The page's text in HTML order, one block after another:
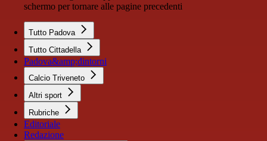
schermo per tornare alle pagine precedenti
Tutto Padova
Tutto Cittadella
Padova&amp;dintorni
Calcio Triveneto
Altri sport
Rubriche
Editoriale
Redazione